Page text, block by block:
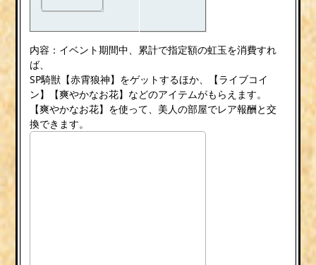
内容：イベント期間中、累計で指定額の虹玉を消費すれ
ば、
SP騎獣【赤霄狼神】をゲットするほか、【ライブコイ
ン】【爽やかなお花】などのアイテムがもらえます。
【爽やかなお花】を使って、美人の部屋でレア報酬と交
換できます。